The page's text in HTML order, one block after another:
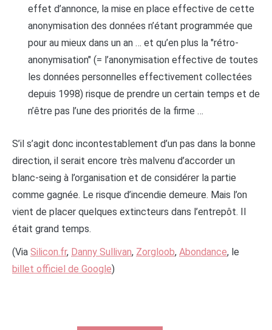
effet d’annonce, la mise en place effective de cette
anonymisation des données n’étant programmée que
pour au mieux dans un an … et qu’en plus la "rétro-
anonymisation" (= l’anonymisation effective de toutes
les données personnelles effectivement collectées
depuis 1998) risque de prendre un certain temps et de
n’être pas l’une des priorités de la firme …
S’il s’agit donc incontestablement d’un pas dans la bonne
direction, il serait encore très malvenu d’accorder un
blanc-seing à l’organisation et de considérer la partie
comme gagnée. Le risque d’incendie demeure. Mais l’on
vient de placer quelques extincteurs dans l’entrepôt. Il
était grand temps.
(Via Silicon.fr, Danny Sullivan, Zorgloob, Abondance, le
billet officiel de Google)